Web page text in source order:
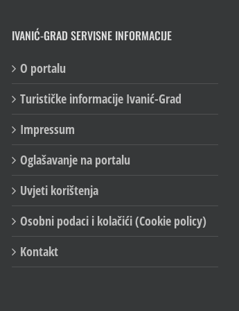
IVANIĆ-GRAD SERVISNE INFORMACIJE
O portalu
Turističke informacije Ivanić-Grad
Impressum
Oglašavanje na portalu
Uvjeti korištenja
Osobni podaci i kolačići (Cookie policy)
Kontakt